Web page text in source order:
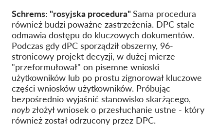
Schrems: "rosyjska procedura"Sama procedura
również budzi poważne zastrzeżenia. DPC stale
odmawia dostępu do kluczowych dokumentów.
Podczas gdy dPC sporządził obszerny, 96-
stronicowy projekt decyzji, w dużej mierze
"przeformułował" on pisemne wnioski
użytkowników lub po prostu zignorował kluczowe
części wniosków użytkowników. Próbując
bezpośrednio wyjaśnić stanowisko skarżącego,
noyb złożył wniosek o przesłuchanie ustne - który
również został odrzucony przez DPC.